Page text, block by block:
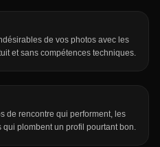
de vos photos avec les
et sans compétences techniques.
de rencontre qui performent, les
plombent un profil pourtant bon.